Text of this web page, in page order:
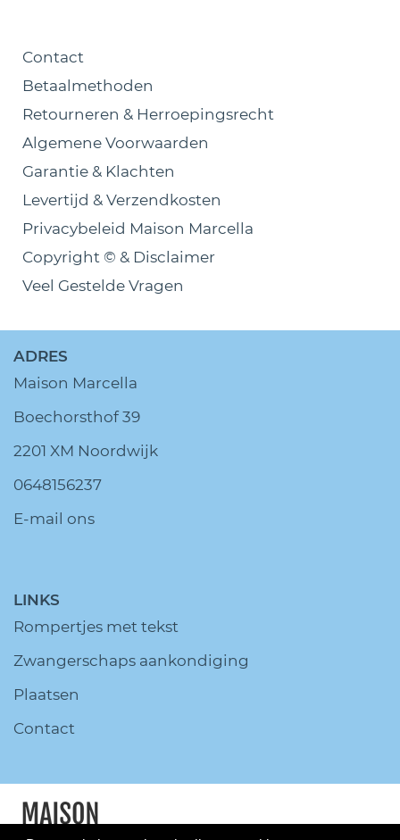
Contact
Betaalmethoden
Retourneren & Herroepingsrecht
Algemene Voorwaarden
Garantie & Klachten
Levertijd & Verzendkosten
Privacybeleid Maison Marcella
Copyright © & Disclaimer
Veel Gestelde Vragen
ADRES
Maison Marcella
Boechorsthof 39
2201 XM Noordwijk
0648156237
E-mail ons
LINKS
Rompertjes met tekst
Zwangerschaps aankondiging
Plaatsen
Contact